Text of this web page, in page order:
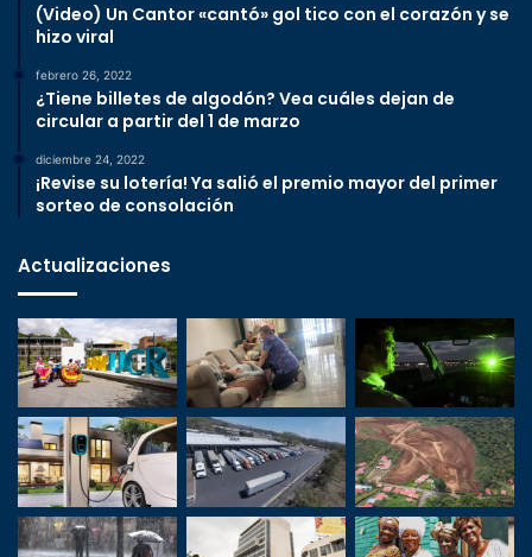
(Video) Un Cantor «cantó» gol tico con el corazón y se
hizo viral
febrero 26, 2022
¿Tiene billetes de algodón? Vea cuáles dejan de
circular a partir del 1 de marzo
diciembre 24, 2022
¡Revise su lotería! Ya salió el premio mayor del primer
sorteo de consolación
Actualizaciones